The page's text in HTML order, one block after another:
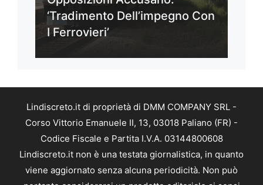
‘Tradimento Dell’impegno Con
I Ferrovieri’
Lindiscreto.it di proprietà di DMM COMPANY SRL -
Corso Vittorio Emanuele II, 13, 03018 Paliano (FR) -
Codice Fiscale e Partita I.V.A. 03144800608
Lindiscreto.it non è una testata giornalistica, in quanto
viene aggiornato senza alcuna periodicità. Non può